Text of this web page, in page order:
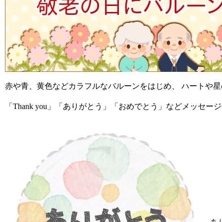
赤や青、黄色などカラフルなバルーンをはじめ、 ハートや
「Thank you」「ありがとう」「おめでとう」などメッセー